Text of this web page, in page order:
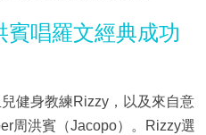
唱羅文經典成功
健身教練Rizzy，以及來自意
周洪賓（Jacopo）。Rizzy選